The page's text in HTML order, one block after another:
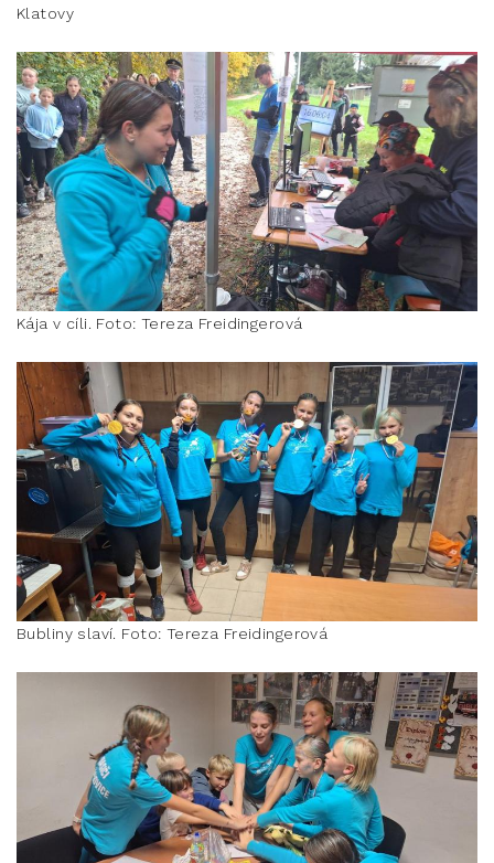
Klatovy
Kája v cíli. Foto: Tereza Freidingerová
Bubliny slaví. Foto: Tereza Freidingerová